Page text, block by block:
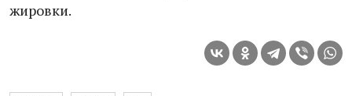
жировки.